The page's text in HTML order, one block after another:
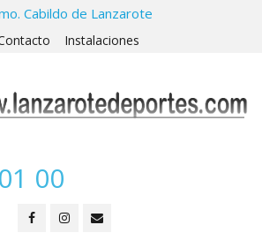
Cabildo de Lanzarote
Instalaciones
00